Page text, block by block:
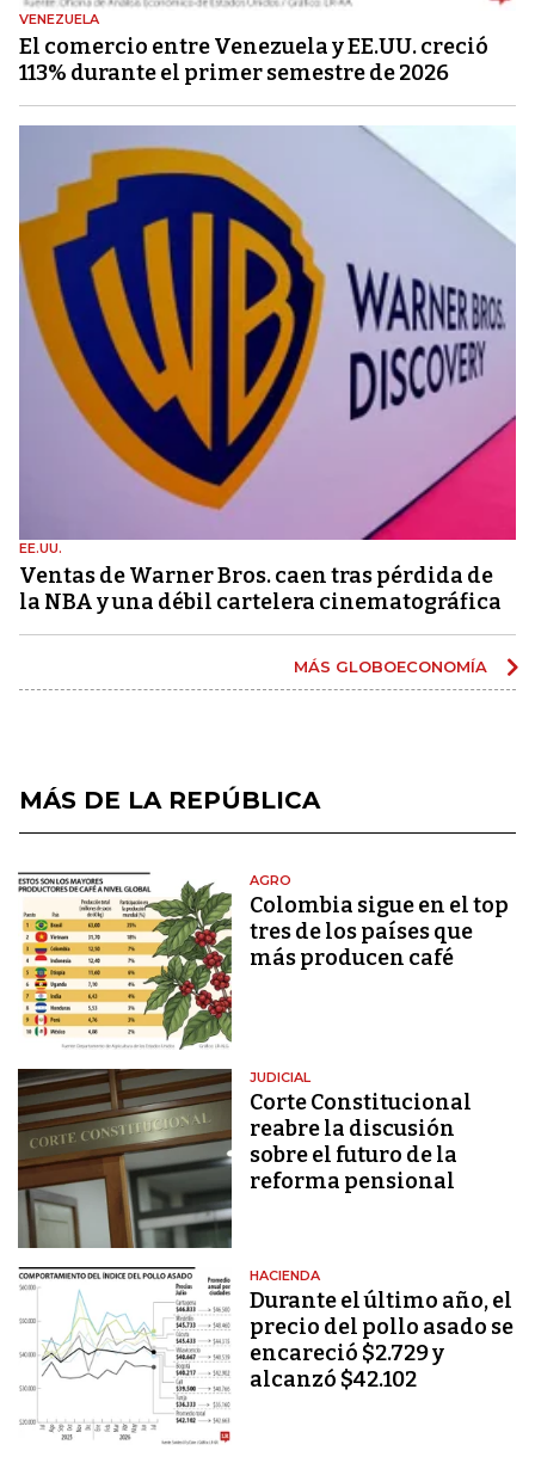
VENEZUELA
El comercio entre Venezuela y EE.UU. creció
113% durante el primer semestre de 2026
EE.UU.
Ventas de Warner Bros. caen tras pérdida de
la NBA y una débil cartelera cinematográfica
MÁS GLOBOECONOMÍA
MÁS DE LA REPÚBLICA
AGRO
Colombia sigue en el top
tres de los países que
más producen café
JUDICIAL
Corte Constitucional
reabre la discusión
sobre el futuro de la
reforma pensional
HACIENDA
Durante el último año, el
precio del pollo asado se
encareció $2.729 y
alcanzó $42.102